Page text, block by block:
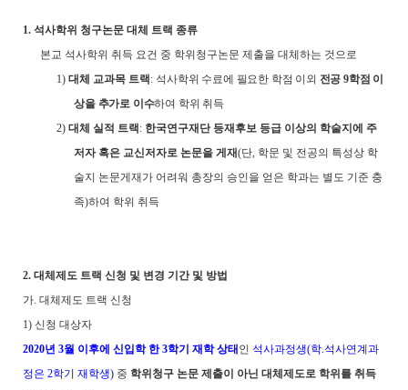
1. 석사학위 청구논문 대체 트랙 종류
본교 석사학위 취득 요건 중 학위청구논문 제출을 대체하는 것으로
1)대체 교과목 트랙 :석사학위 수료에 필요한 학점 이외 전공9학점 이
상을 추가로 이수하여 학위 취득
2)대체 실적 트랙 : 한국연구재단 등재후보 등급 이상의 학술지에 주
저자 혹은 교신저자로 논문을 게재(단, 학문 및 전공의 특성상 학
술지 논문게재가 어려워 총장의 승인을 얻은 학과는 별도 기준 충
족)하여 학위 취득
2. 대체제도 트랙 신청 및 변경 기간 및 방법
가. 대체제도 트랙 신청
1) 신청 대상자
2020년 3월 이후에 신입학 한3학기 재학 상태 인 석사과정생(학.석사연계과
정은 2학기 재학생) 중 학위청구 논문 제출이 아닌 대체제도로 학위를 취득